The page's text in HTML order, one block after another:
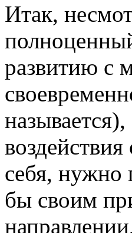
Итак,
развитию с
себя, нужно
бы своим